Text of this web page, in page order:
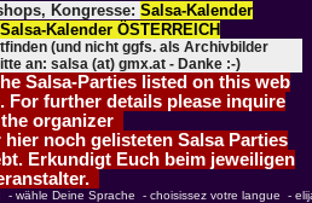
Kongresse: Salsa-Kalender
Salsa-Kalender ÖSTERREICH
(und nicht ggfs. als Archivbilder
an: salsa (at) gmx.at - Danke :-)
Salsa-Parties listed on this web
For further details please inquire
organizer
noch gelisteten Salsa Parties
Erkundigt Euch beim jeweiligen
- wähle Deine Sprache - choisissez votre langue -